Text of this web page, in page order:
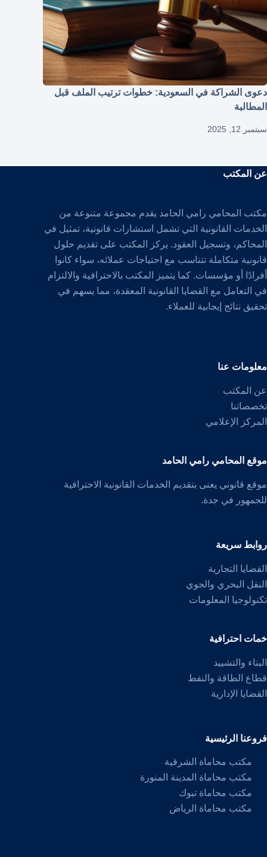
دعوى الشراكة في السعودية: خطوات ترتيب الملف قبل
المطالبة
سبتمبر 12, 2025
عن المكتب
مكتب المحامي رامي الحامد يقدم مجموعة متنوعة من
الخدمات القانونية التي تشمل استشارات قانونية، تمثيل في
المحاكم، وتسجيل العقود. يركز المكتب على تقديم حلول
قانونية متكاملة تتناسب مع احتياجات عملائه، سواء كانوا
أفرادًا أو مؤسسات. كما يتميز المكتب بالاحترافية والالتزام
في التعامل مع القضايا القانونية المعقدة، مما يسهم في
تحقيق نتائج إيجابية للعملاء.
معلومات عنا
عن المكتب
تخصصاتنا
المركز الإعلامي
موقع المحامي رامي الحامد
موقع قانوني يعنى بتقديم الخدمات القانونية الاحترافية
للجمهور في جدة.
روابط سريعة
القضايا التجارية
النقل البحري والجوي
تكنولوجيا المعلومات
خمات احترافية
البناء والتشييد
قطاع الطاقة والنفط
القضايا الإدارية
فروعنا الرئيسية
مكتب محاماة الشرقية
مكتب محاماة المدينة المنورة
مكتب محاماة تبوك
مكتب محاماة الرياض